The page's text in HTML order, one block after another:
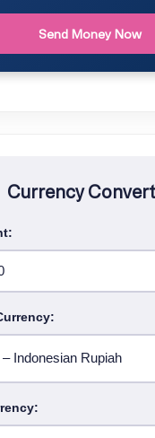
Send Money Now
Currency